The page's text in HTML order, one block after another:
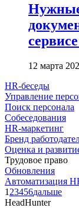
12 марта
HR-беседы
Управление
Поиск персонала
Собеседования
HR-маркетинг
Бренд
Оценка и
Трудовое право
Обновления
Автоматизация
1 23456дальше
HeadHunter